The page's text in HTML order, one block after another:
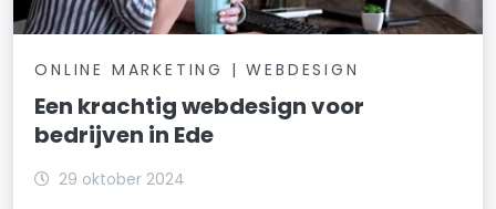
ONLINE MARKETING | WEBDESIGN
Een krachtig webdesign voor
bedrijven in Ede
29 oktober 2024